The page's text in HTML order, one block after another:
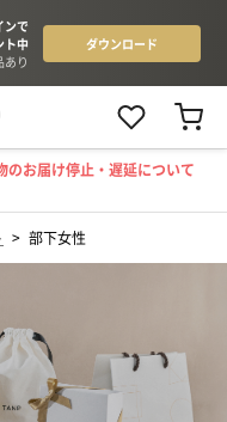
のお届け停止・遅延について
> 部下女性